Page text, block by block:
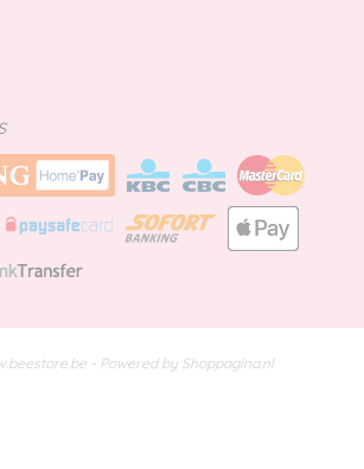
- Powered by Shoppagina.nl